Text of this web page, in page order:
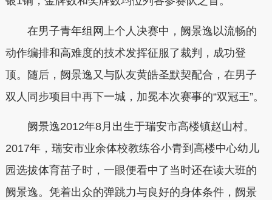
在男子青年组网上个人决赛中，阙景逸以流畅的
动作编排和高难度的技术发挥征服了裁判，成功登
顶。随后，阙景逸又与队友黄皓圣默契配合，在男子
双人同步项目中再下一城，加冕本次赛事的“双冠王”。
阙景逸2012年8月出生于瑞安市高楼镇赵山村。
2017年，瑞安市业余体校教练谷小青到高楼中心幼儿
园选拔体育苗子时，一眼便看中了当时还在读大班的
阙景逸。凭着出众的弹跳力与良好的身体条件，阙景